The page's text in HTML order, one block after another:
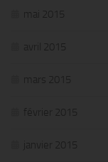
mai 2015
avril 2015
mars 2015
février 2015
janvier 2015